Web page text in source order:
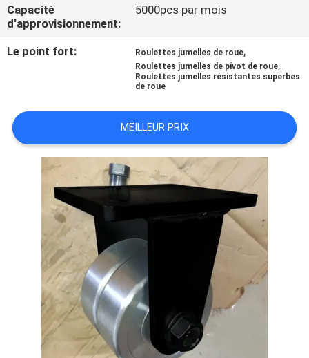
CONTACTEZ-
DEMANDEZ
UNE
CITATION
PLAN
PRIVACY
POLICY
Capacité
d'approvisionnement:
5000pcs par mois
Le point fort: Roulettes jumelles de roue,
Roulettes jumelles de pivot de roue,
Roulettes jumelles résistantes superbes
de roue
MEILLEUR PRIX